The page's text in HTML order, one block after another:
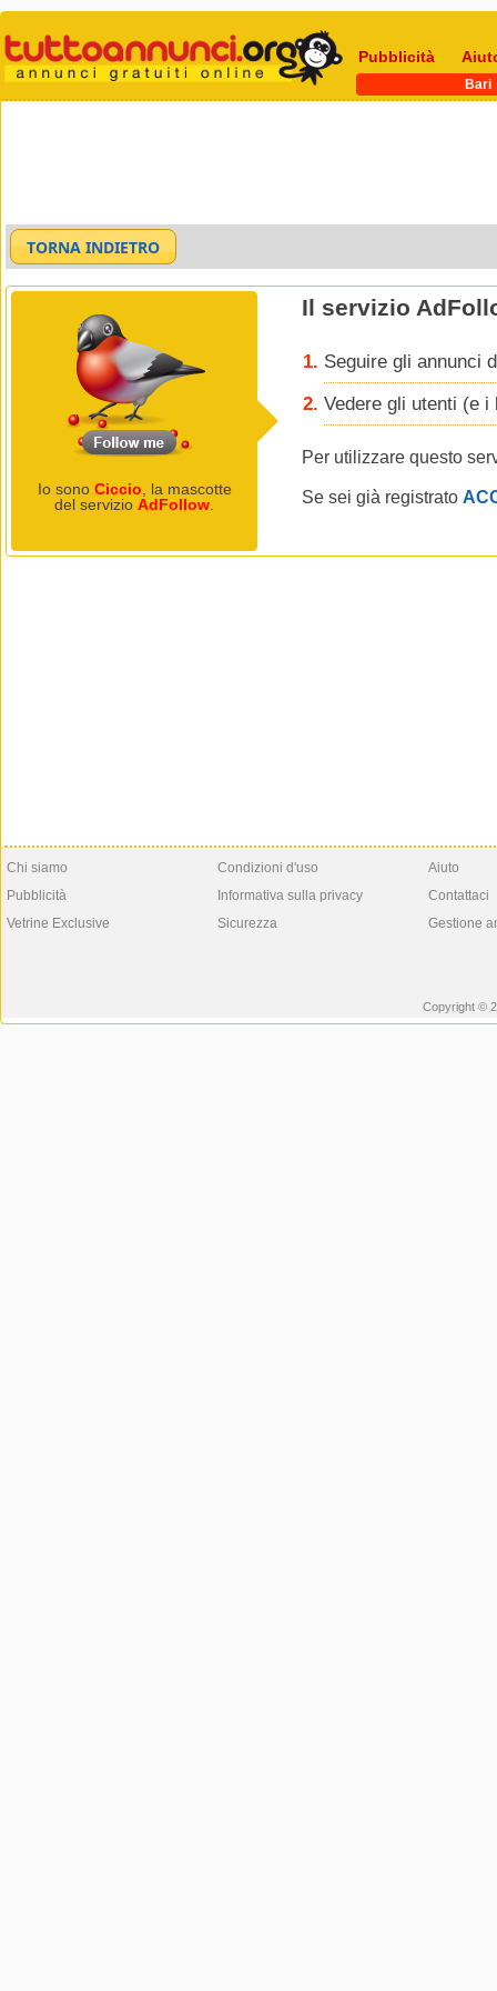
Pubblicità
Bari
Io sono Ciccio , la mascotte
del servizio AdFollow
Il servizio
Seguire gli annunci
Vedere gli utenti (e i
Per utilizzare questo
Se sei già registrato
Chi siamo
Pubblicità
Vetrine Exclusive
Condizioni d'uso
Informativa sulla privacy
Sicurezza
Aiuto
Contattaci
Gestione
Copyright ©